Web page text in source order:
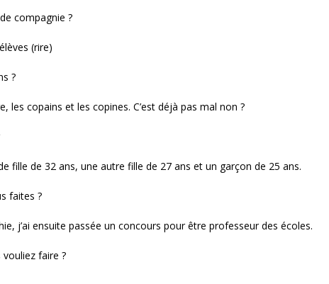
compagnie ?
(rire)
?
les copains et les copines. C’est déjà pas mal non ?
fille de 32 ans, une autre fille de 27 ans et un garçon de 25 ans.
faites ?
j’ai ensuite passée un concours pour être professeur des écoles.
faire ?